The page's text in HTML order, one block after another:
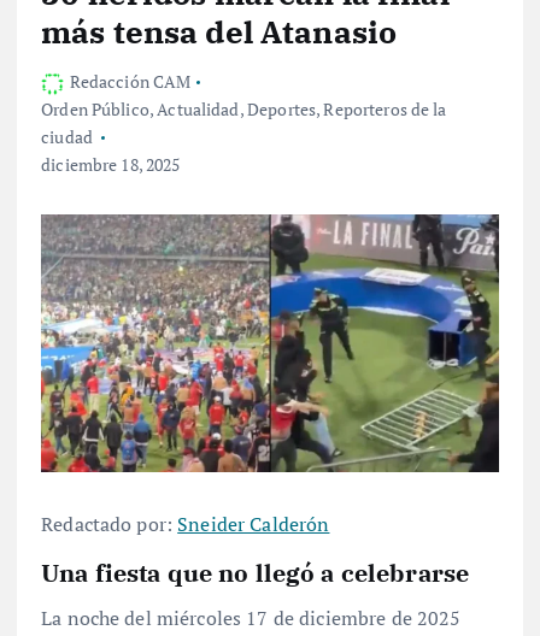
más tensa del Atanasio
Redacción CAM
Orden Público,Actualidad,Deportes,Reporteros de la
ciudad
diciembre 18, 2025
Redactado por: Sneider Calderón
Una fiesta que no llegó a celebrarse
La noche del miércoles 17 de diciembre de 2025